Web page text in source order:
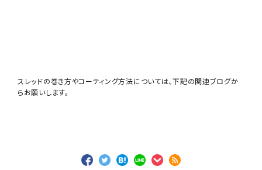
スレッドの巻き方やコーティング方法については、下記の関連ブログか
らお願いします。